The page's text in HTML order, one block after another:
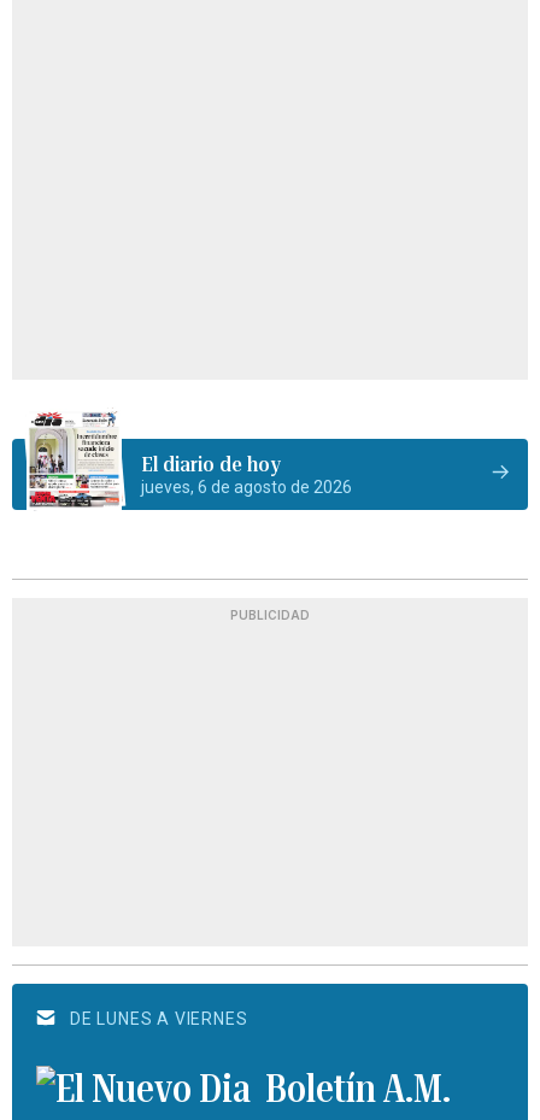
El diario de hoy
jueves, 6 de agosto de 2026
PUBLICIDAD
DE LUNES A VIERNES
Boletín A.M.